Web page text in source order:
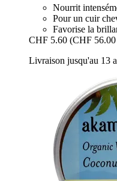
Nourrit
Pour un cuir
Favorise la
CHF 5.60 (CHF
Livraison jusqu'au 13